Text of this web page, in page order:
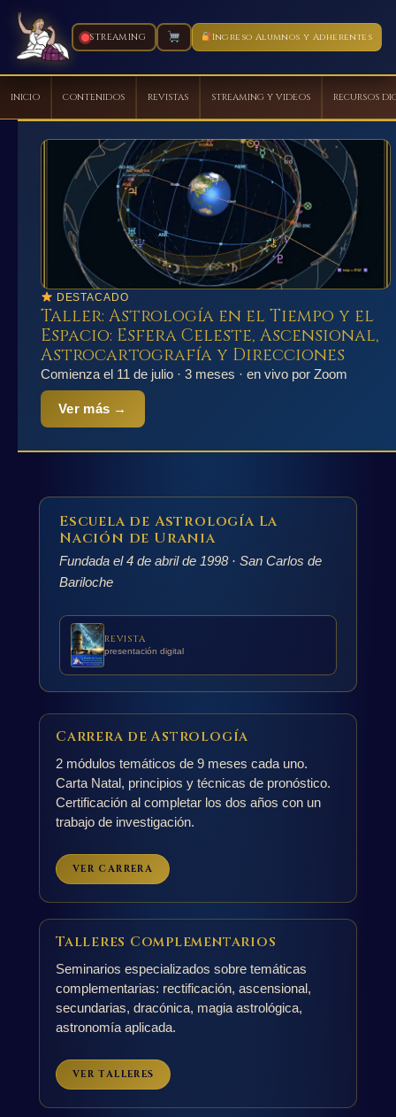
STREAMING Ingreso Alumnos y Adherentes
INICIO CONTENIDOS REVISTAS STREAMING Y VIDEOS RECURSOS
DESTACADO
Taller: Astrología en el Tiempo y el
Espacio: Esfera Celeste, Ascensional,
Astrocartografía y Direcciones
Comienza el 11 de julio · 3 meses · en vivo por Zoom
Ver más →
Escuela de Astrología La
Nación de Urania
Fundada el 4 de abril de 1998 · San Carlos de
Bariloche
REVISTA
presentación digital
Carrera de Astrología
2 módulos temáticos de 9 meses cada uno.
Carta Natal, principios y técnicas de pronóstico.
Certificación al completar los dos años con un
trabajo de investigación.
VER CARRERA
Talleres Complementarios
Seminarios especializados sobre temáticas
complementarias: rectificación, ascensional,
secundarias, dracónica, magia astrológica,
astronomía aplicada.
VER TALLERES